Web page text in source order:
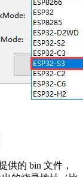
供的 bin 文件，